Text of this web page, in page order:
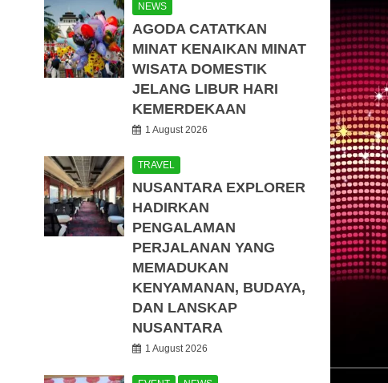
NEWS
AGODA CATATKAN
MINAT KENAIKAN MINAT
WISATA DOMESTIK
JELANG LIBUR HARI
KEMERDEKAAN
1 August 2026
TRAVEL
NUSANTARA EXPLORER
HADIRKAN
PENGALAMAN
PERJALANAN YANG
MEMADUKAN
KENYAMANAN, BUDAYA,
DAN LANSKAP
NUSANTARA
1 August 2026